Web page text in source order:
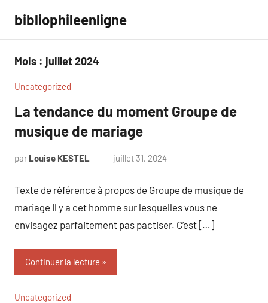
contenu
bibliophileenligne
Mois : juillet 2024
Uncategorized
La tendance du moment Groupe de
musique de mariage
par Louise KESTEL juillet 31, 2024
Texte de référence à propos de Groupe de musique de
mariage Il y a cet homme sur lesquelles vous ne
envisagez parfaitement pas pactiser. C’est […]
Continuer la lecture
Uncategorized